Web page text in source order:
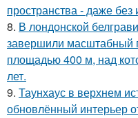
пространства - даже
8. В лондонской
завершили масштабный
площадью 400 м, над
лет.
9. Таунхаус в верхнем
обновлённый интерьер